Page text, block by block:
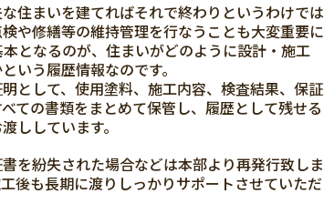
住まいを建てればそれで終わりというわけでは
や修繕等の維持管理を行なうことも大変重要に
となるのが、住まいがどのように設計・施工
いう履歴情報なのです。
として、使用塗料、施工内容、検査結果、保証
ての書類をまとめて保管し、履歴として残せる
ししています。
を紛失された場合などは本部より再発行致しま
後も長期に渡りしっかりサポートさせていただ